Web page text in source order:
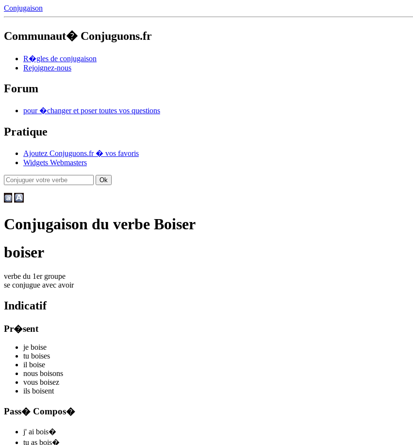
Conjugaison
Communaut� Conjuguons.fr
R�gles de conjugaison
Rejoignez-nous
Forum
pour �changer et poser toutes vos questions
Pratique
Ajoutez Conjuguons.fr � vos favoris
Widgets Webmasters
Conjugaison du verbe Boiser
boiser
verbe du 1er groupe
se conjugue avec avoir
Indicatif
Pr�sent
je boise
tu boises
il boise
nous boisons
vous boisez
ils boisent
Pass� Compos�
j' ai bois�
tu as bois�